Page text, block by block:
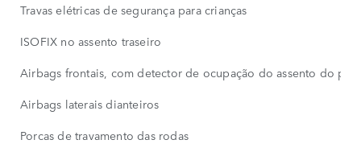
Travas elétricas de segurança para crianças
ISOFIX no assento traseiro
Airbags frontais, com detector de ocupação do assento do
Airbags laterais dianteiros
Porcas de travamento das rodas